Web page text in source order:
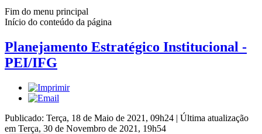
Fim do menu principal
Início do conteúdo da página
Planejamento Estratégico Institucional -
PEI/IFG
Publicado: Terça, 18 de Maio de 2021, 09h24 | Última atualização
em Terça, 30 de Novembro de 2021, 19h54